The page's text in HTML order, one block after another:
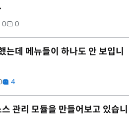
0 0
는데 메뉴들이 하나도 안 보입니
4
관리 모듈을 만들어보고 있습니